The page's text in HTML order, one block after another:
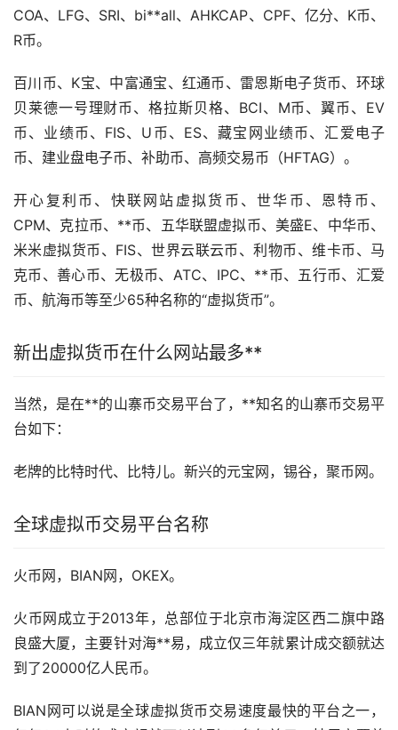
COA、LFG、SRI、bi**all、AHKCAP、CPF、亿分、K币、
R币。
百川币、K宝、中富通宝、红通币、雷恩斯电子货币、环球
贝莱德一号理财币、格拉斯贝格、BCI、M币、翼币、EV
币、业绩币、FIS、U币、ES、藏宝网业绩币、汇爱电子
币、建业盘电子币、补助币、高频交易币（HFTAG）。
开心复利币、快联网站虚拟货币、世华币、恩特币、
CPM、克拉币、**币、五华联盟虚拟币、美盛E、中华币、
米米虚拟货币、FIS、世界云联云币、利物币、维卡币、马
克币、善心币、无极币、ATC、IPC、**币、五行币、汇爱
币、航海币等至少65种名称的“虚拟货币”。
新出虚拟货币在什么网站最多**
当然，是在**的山寨币交易平台了，**知名的山寨币交易平
台如下：
老牌的比特时代、 比特儿。新兴的元宝网，锡谷，聚币网。
全球虚拟币交易平台名称
火币网，BIAN网，OKEX。
火币网成立于2013年，总部位于北京市海淀区西二旗中路
良盛大厦，主要针对海**易，成立仅三年就累计成交额就达
到了20000亿人民币。
BIAN网可以说是全球虚拟货币交易速度最快的平台之一，